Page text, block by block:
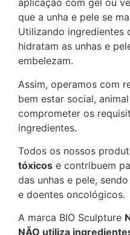
aplicação com gel ou
que a unha e pele se
Utilizando ingredientes
hidratam as unhas e
embelezam.
Assim, operamos com
bem estar social,
comprometer os
ingredientes.
Todos os nossos
tóxicos e contribuem
das unhas e pele,
e doentes oncológicos.
A marca BIO Sculpture
NÃO utiliza